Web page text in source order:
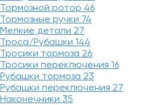
Тормозной ротор 46
Тормозные ручки 74
Мелкие детали 27
Троса/Рубашки 144
Тросики тормоза 26
Тросики переключения 16
Рубашки тормоза 23
Рубашки переключения 27
Наконечники 35